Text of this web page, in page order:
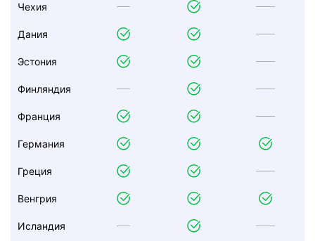
Чехия
Дания
Эстония
Финляндия
Франция
Германия
Греция
Венгрия
Исландия